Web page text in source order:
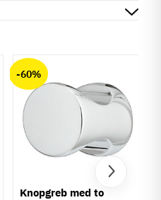
-60%
Knopgreb med to